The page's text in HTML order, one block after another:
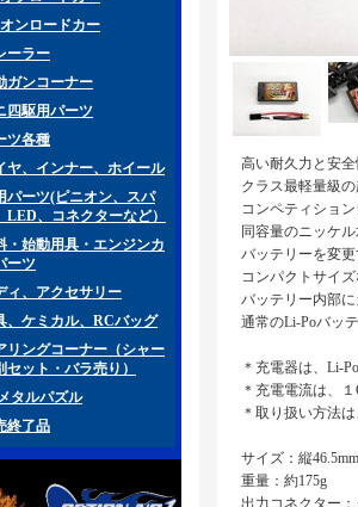
ンロードカー
ーラー
ガンコーナー
四駆用パーツ
ツ各種
ヤ、インナー、ホイール
パーツ(ピニオン、スパ
LED、コネクターなど）
・始動用具・エンジンカ
ーツ
ィ、アクセサリー
、ケミカル、RCバッグ
リングコーナー（シャー
セット・バラ売り）
タルパズル
終了品
高い耐久力と安
クラス最軽量級
コンペティショ
同容量のニッケ
バッテリーを変
コンパクトサイ
バッテリー内部
通常のLi-Poバッ
＊充電器は、Li-
＊充電電流は、
＊取り扱い方法
サイズ：縦
重量：約175g
出力コネクター